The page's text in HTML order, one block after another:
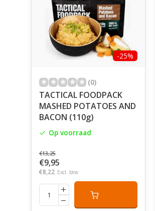
-25%
(0)
TACTICAL FOODPACK
MASHED POTATOES AND
BACON (110g)
Op voorraad
€13,25
€9,95
€8,22 Excl. btw